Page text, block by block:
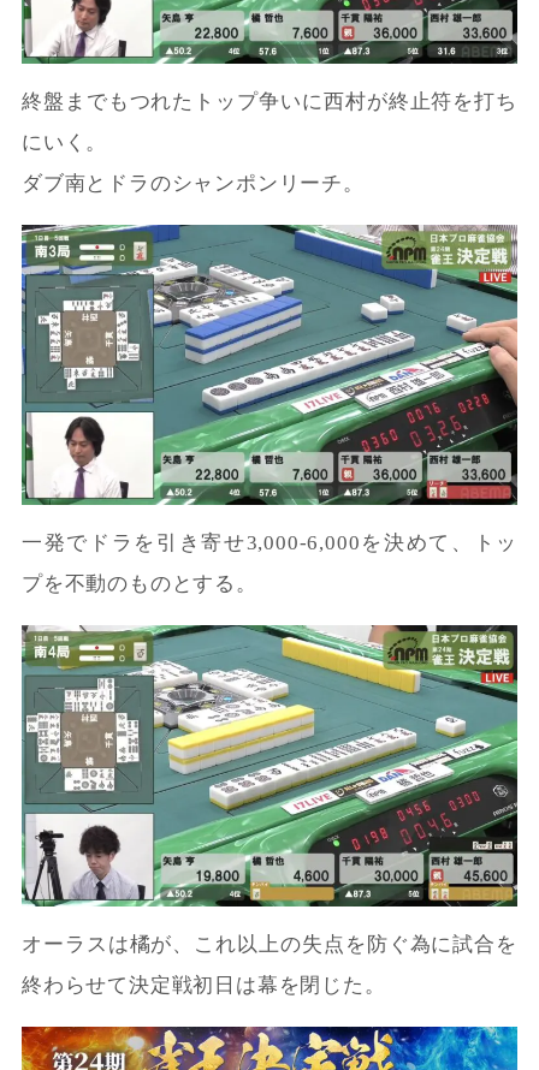
終盤までもつれたトップ争いに西村が終止符を打ち
にいく。
ダブ南とドラのシャンポンリーチ。
一発でドラを引き寄せ3,000-6,000を決めて、トッ
プを不動のものとする。
オーラスは橘が、これ以上の失点を防ぐ為に試合を
終わらせて決定戦初日は幕を閉じた。